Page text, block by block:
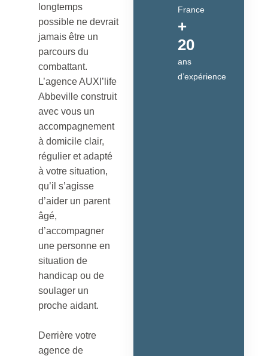
longtemps
possible ne devrait
jamais être un
parcours du
combattant.
L’agence AUXI’life
Abbeville construit
avec vous un
accompagnement
à domicile clair,
régulier et adapté
à votre situation,
qu’il s’agisse
d’aider un parent
âgé,
d’accompagner
une personne en
situation de
handicap ou de
soulager un
proche aidant.
Derrière votre
agence de
France
+
20
ans
d’expérience